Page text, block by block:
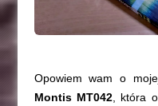
Opowiem wam o
Montis MT042, która